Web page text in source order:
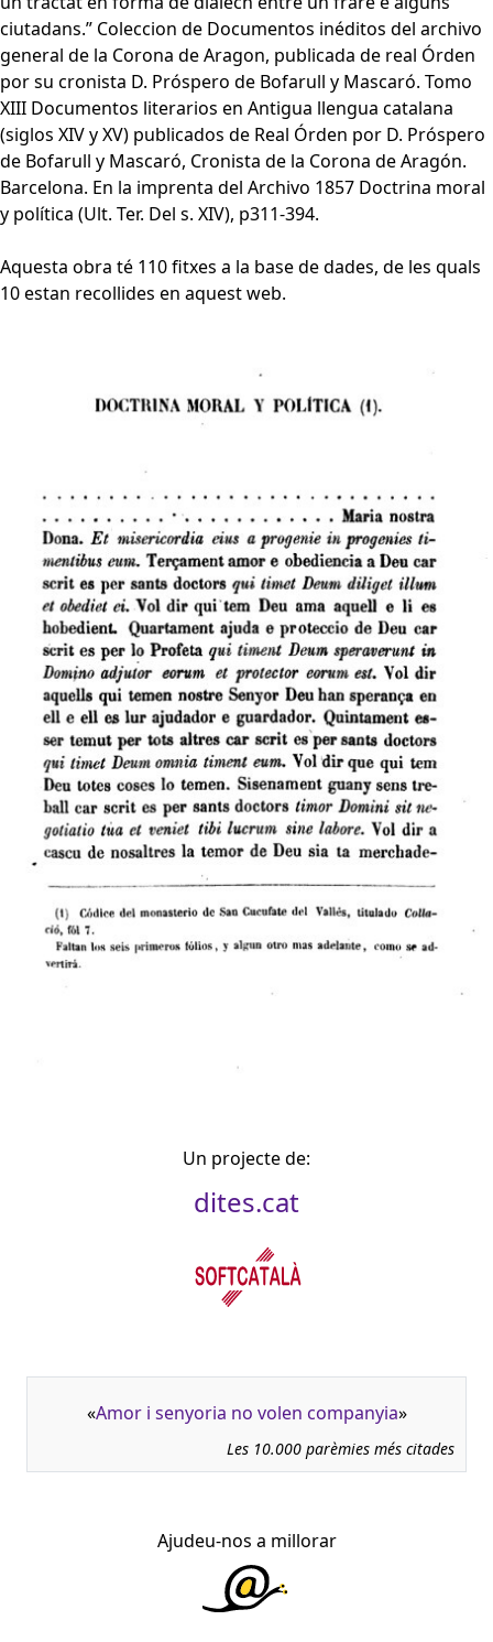
ciutadans.” Coleccion de Documentos inéditos del archivo
general de la Corona de Aragon, publicada de real Órden
por su cronista D. Próspero de Bofarull y Mascaró. Tomo
XIII Documentos literarios en Antigua llengua catalana
(siglos XIV y XV) publicados de Real Órden por D. Próspero
de Bofarull y Mascaró, Cronista de la Corona de Aragón.
Barcelona. En la imprenta del Archivo 1857 Doctrina moral
y política (Ult. Ter. Del s. XIV), p311-394.
Aquesta obra té 110 fitxes a la base de dades, de les quals
10 estan recollides en aquest web.
Un projecte de:
dites.cat
«Amor i senyoria no volen companyia»
Les 10.000 parèmies més citades
Ajudeu-nos a millorar